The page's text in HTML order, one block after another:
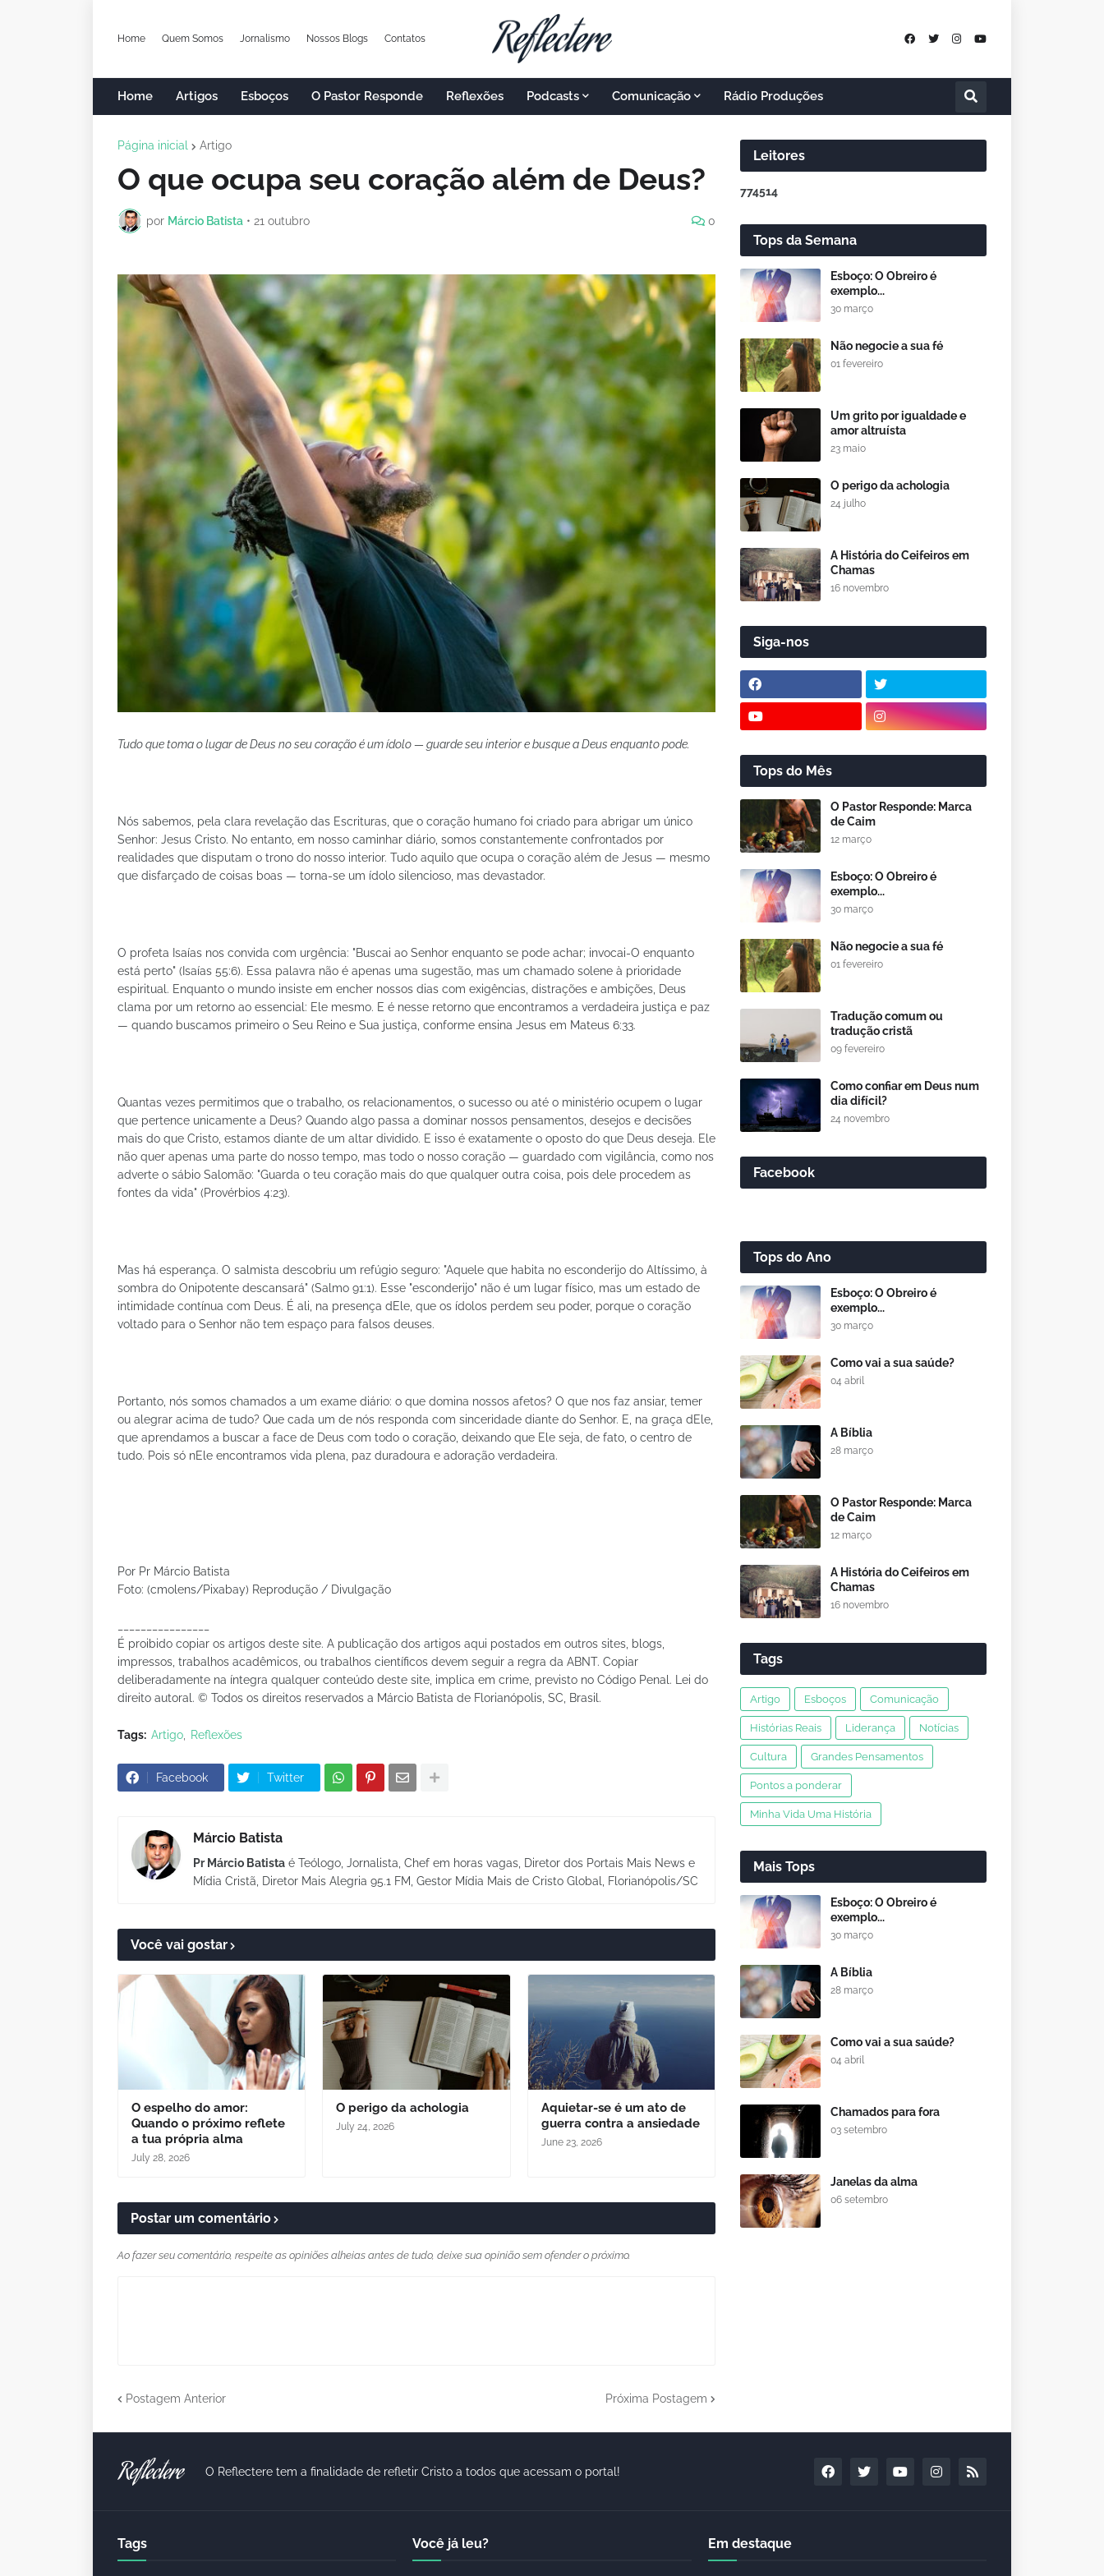
Home Quem Somos Jornalismo Nossos Blogs Contatos
Home Artigos Esboços O Pastor Responde Reflexões Podcasts Comunicação Rádio Produções
Página inicial Artigo
O que ocupa seu coração além de Deus?
por Márcio Batista • 21 outubro 0
Tudo que toma o lugar de Deus no seu coração é um ídolo — guarde seu interior e busque a Deus enquanto pode.
Nós sabemos, pela clara revelação das Escrituras, que o coração humano foi criado para abrigar um único
Senhor: Jesus Cristo. No entanto, em nosso caminhar diário, somos constantemente confrontados por
realidades que disputam o trono do nosso interior. Tudo aquilo que ocupa o coração além de Jesus — mesmo
que disfarçado de coisas boas — torna-se um ídolo silencioso, mas devastador.
O profeta Isaías nos convida com urgência: "Buscai ao Senhor enquanto se pode achar; invocai-O enquanto
está perto" (Isaías 55:6). Essa palavra não é apenas uma sugestão, mas um chamado solene à prioridade
espiritual. Enquanto o mundo insiste em encher nossos dias com exigências, distrações e ambições, Deus
clama por um retorno ao essencial: Ele mesmo. E é nesse retorno que encontramos a verdadeira justiça e paz
— quando buscamos primeiro o Seu Reino e Sua justiça, conforme ensina Jesus em Mateus 6:33.
Quantas vezes permitimos que o trabalho, os relacionamentos, o sucesso ou até o ministério ocupem o lugar
que pertence unicamente a Deus? Quando algo passa a dominar nossos pensamentos, desejos e decisões
mais do que Cristo, estamos diante de um altar dividido. E isso é exatamente o oposto do que Deus deseja. Ele
não quer apenas uma parte do nosso tempo, mas todo o nosso coração — guardado com vigilância, como nos
adverte o sábio Salomão: "Guarda o teu coração mais do que qualquer outra coisa, pois dele procedem as
fontes da vida" (Provérbios 4:23).
Mas há esperança. O salmista descobriu um refúgio seguro: "Aquele que habita no esconderijo do Altíssimo, à
sombra do Onipotente descansará" (Salmo 91:1). Esse "esconderijo" não é um lugar físico, mas um estado de
intimidade contínua com Deus. É ali, na presença dEle, que os ídolos perdem seu poder, porque o coração
voltado para o Senhor não tem espaço para falsos deuses.
Portanto, nós somos chamados a um exame diário: o que domina nossos afetos? O que nos faz ansiar, temer
ou alegrar acima de tudo? Que cada um de nós responda com sinceridade diante do Senhor. E, na graça dEle,
que aprendamos a buscar a face de Deus com todo o coração, deixando que Ele seja, de fato, o centro de
tudo. Pois só nEle encontramos vida plena, paz duradoura e adoração verdadeira.
Por Pr Márcio Batista
Foto: (cmolens/Pixabay) Reprodução / Divulgação
É proibido copiar os artigos deste site. A publicação dos artigos aqui postados em outros sites, blogs,
impressos, trabalhos acadêmicos, ou trabalhos científicos devem seguir a regra da ABNT. Copiar
deliberadamente na íntegra qualquer conteúdo deste site, implica em crime, previsto no Código Penal. Lei do
direito autoral. © Todos os direitos reservados a Márcio Batista de Florianópolis, SC, Brasil.
Tags: Artigo Reflexões
Facebook Twitter
Márcio Batista
Pr Márcio Batista é Teólogo, Jornalista, Chef em horas vagas, Diretor dos Portais Mais News e
Mídia Cristã, Diretor Mais Alegria 95.1 FM, Gestor Mídia Mais de Cristo Global, Florianópolis/SC
Você vai gostar
O espelho do amor:
Quando o próximo reflete
a tua própria alma
July 28, 2026
O perigo da achologia
July 24, 2026
Aquietar-se é um ato de
guerra contra a ansiedade
June 23, 2026
Postar um comentário
Ao fazer seu comentário, respeite as opiniões alheias antes de tudo, deixe sua opinião sem ofender o próximo.
Postagem Anterior Próxima Postagem
Leitores
774514
Tops da Semana
Esboço: O Obreiro é
exemplo...
30 março
Não negocie a sua fé
01 fevereiro
Um grito por igualdade e
amor altruísta
23 maio
O perigo da achologia
24 julho
A História do Ceifeiros em
Chamas
16 novembro
Siga-nos
Tops do Mês
O Pastor Responde: Marca
de Caim
12 março
Esboço: O Obreiro é
exemplo...
30 março
Não negocie a sua fé
01 fevereiro
Tradução comum ou
tradução cristã
09 fevereiro
Como confiar em Deus num
dia difícil?
24 novembro
Facebook
Tops do Ano
Esboço: O Obreiro é
exemplo...
30 março
Como vai a sua saúde?
04 abril
A Bíblia
28 março
O Pastor Responde: Marca
de Caim
12 março
A História do Ceifeiros em
Chamas
16 novembro
Tags
Artigo Esboços Comunicação
Histórias Reais Liderança Notícias
Cultura Grandes Pensamentos
Pontos a ponderar
Minha Vida Uma História
Mais Tops
Esboço: O Obreiro é
exemplo...
30 março
A Bíblia
28 março
Como vai a sua saúde?
04 abril
Chamados para fora
03 setembro
Janelas da alma
06 setembro
O Reflectere tem a finalidade de refletir Cristo a todos que acessam o portal!
Tags Você já leu? Em destaque